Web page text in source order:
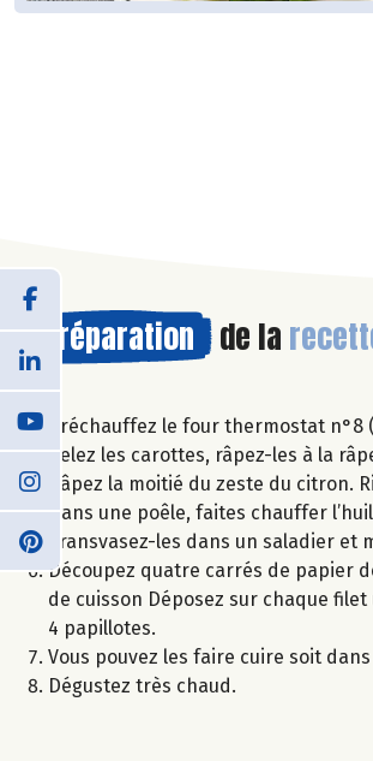
Préparation de la
Préchauffez le four thermostat n°8
Pelez les carottes, râpez-les à la
Râpez la moitié du zeste du
Dans une poêle, faites chauffer
Transvasez-les dans un saladier et
Découpez quatre carrés de papier
de cuisson Déposez sur chaque
4 papillotes.
Vous pouvez les faire cuire soit
Dégustez très chaud.